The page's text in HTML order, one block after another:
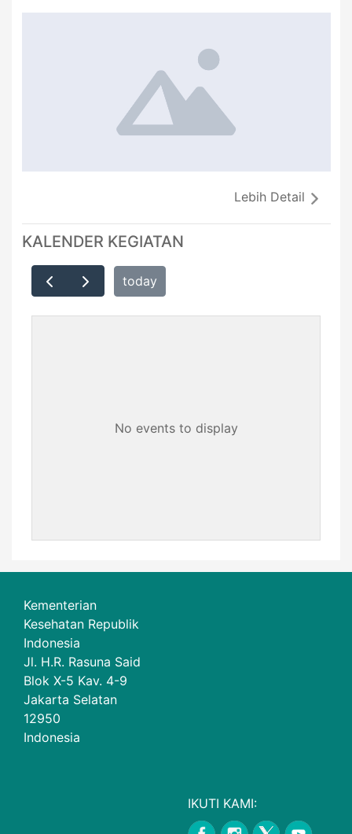
Lebih Detail
KALENDER KEGIATAN
today
No events to display
Kementerian
Kesehatan Republik
Indonesia
Jl. H.R. Rasuna Said
Blok X-5 Kav. 4-9
Jakarta Selatan
12950
Indonesia
IKUTI KAMI: